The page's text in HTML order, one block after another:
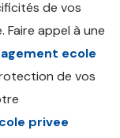
de vos
appel à une
ecole
de vos
privee